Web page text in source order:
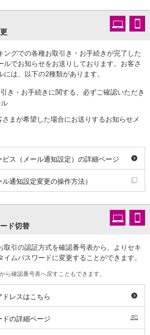
ングでの各種お取引き・お手続きが完了した
ルでお知らせをお送りしております。お客さ
には、以下の2種類があります。
引き・お手続きに関する、必ずご確認いただき
さまが希望した場合にお送りするお知らせメ
ス（メール通知設定）の詳細ページ
通知設定変更の操作方法）
ド切替
取引の認証方式を確認番号表から、よりセキ
イムパスワードに変更することができます。
ら確認番号表へ戻すこともできます。
レスはこちら
ドの詳細ページ